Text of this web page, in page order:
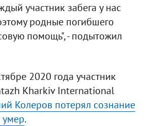
участник забега у нас
родные погибшего
помощь", - подытожил
2020 года участник
Kharkiv International
Колеров потерял сознание
умер.